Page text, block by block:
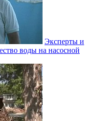
Эксперты и
воды на насосной